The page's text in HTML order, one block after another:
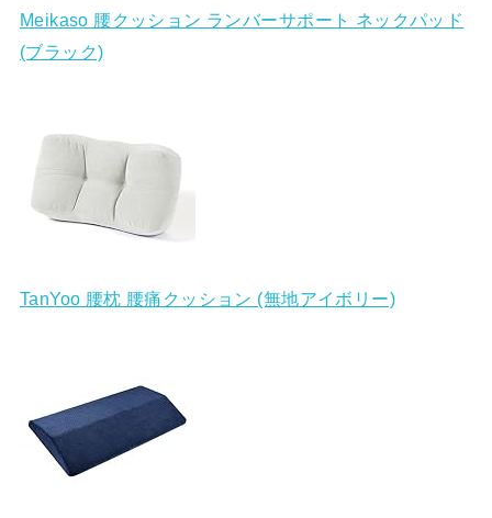
Meikaso 腰クッション ランバーサポート ネックパッド
(ブラック)
TanYoo 腰枕 腰痛クッション (無地アイボリー)